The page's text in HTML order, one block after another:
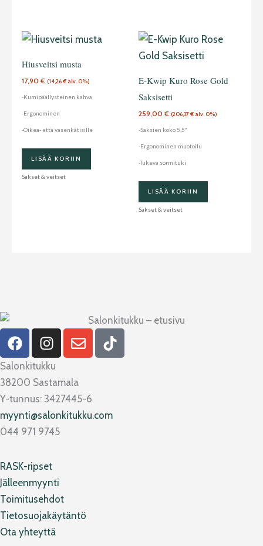
Hiusveitsi musta
17,90€ (14,26€ alv. 0%)
-Kumipäällysteinen kahva
-Ergonominen
-Oikea- että vasenkätisille
LISÄÄ KORIIN
Sakset & veitset
E-Kwip Kuro Rose Gold
Saksisetti
259,00€ (206,37€ alv. 0%)
-Saksien koko 5,5″
-Ergonominen muotoilu
-Tukeva sormituki
LISÄÄ KORIIN
Sakset & veitset
F
a
c
e
b
o
o
k
I
n
s
t
a
g
r
a
E
n
e
l
o
p
T
i
Salonkitukku
38200 Sastamala
Y-tunnus: 3427445-6
myynti@salonkitukku.com
044 971 9745
RASK-ripset
Jälleenmyynti
Toimitusehdot
Tietosuojakäytäntö
Ota yhteyttä